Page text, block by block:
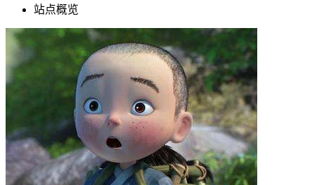
站点概览